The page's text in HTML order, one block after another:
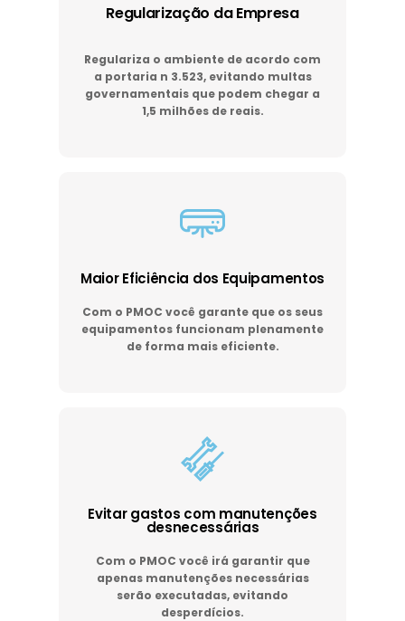
Regularização da Empresa
Regulariza o ambiente de acordo com
a portaria n 3.523, evitando multas
governamentais que podem chegar a
1,5 milhões de reais.
Maior Eficiência dos Equipamentos
Com o PMOC você garante que os seus
equipamentos funcionam plenamente
de forma mais eficiente.
Evitar gastos com manutenções
desnecessárias
Com o PMOC você irá garantir que
apenas manutenções necessárias
serão executadas, evitando
desperdícios.